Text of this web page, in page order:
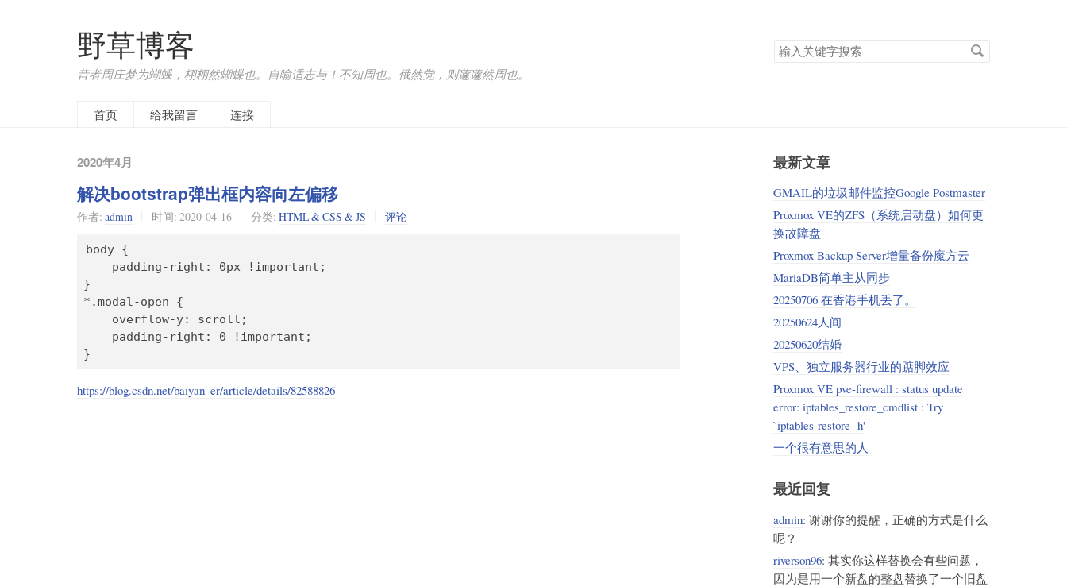
野草博客
昔者周庄梦为蝴蝶，栩栩然蝴蝶也。自喻适志与！不知周也。俄然觉，则蘧蘧然周也。
搜
索
首页
给我留言 连接
2020年4月
解决bootstrap弹出框内容向左偏移
作者: admin 时间: 2020-04-16 分类: HTML & CSS & JS 评论
body {
    padding-right: 0px !important;
}
*.modal-open {
    overflow-y: scroll;
    padding-right: 0 !important;
https://blog.csdn.net/baiyan_er/article/details/82588826
最新文章
GMAIL的垃圾邮件监控Google Postmaster
Proxmox VE的ZFS（系统启动盘）如何更
换故障盘
Proxmox Backup Server增量备份魔方云
MariaDB简单主从同步
20250706 在香港手机丢了。
20250624人间
20250620结婚
VPS、独立服务器行业的踮脚效应
Proxmox VE pve-firewall : status update
error: iptables_restore_cmdlist : Try
`iptables-restore -h'
一个很有意思的人
最近回复
admin: 谢谢你的提醒，正确的方式是什么
呢？
riverson96: 其实你这样替换会有些问题，
因为是用一个新盘的整盘替换了一个旧盘